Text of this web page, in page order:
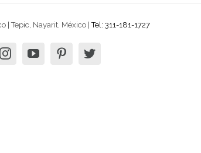
| Tepic, Nayarit, México |Tel: 311-181-1727
instagram
youtubepinteresttwitter